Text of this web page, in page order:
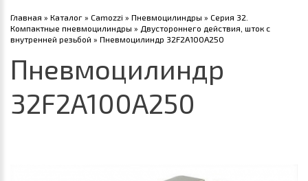
Главная » Каталог » Camozzi » Пневмоцилиндры » Серия 32.
Компактные пневмоцилиндры » Двустороннего действия, шток с
внутренней резьбой » Пневмоцилиндр 32F2A100A250
Пневмоцилиндр
32F2A100A250